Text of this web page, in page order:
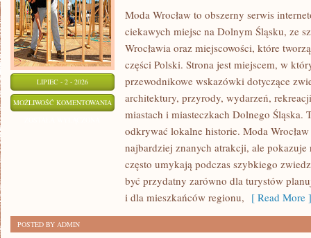
LIPIEC - 2 - 2026
MOŻLIWOŚĆ KOMENTOWANIA ZGORZELEC
Moda Wrocław to obszerny serwis
ciekawych miejsc na Dolnym Śląsku, ze
Wrocławia oraz miejscowości, które
części Polski. Strona jest miejscem, w
przewodnikowe wskazówki dotyczące
architektury, przyrody, wydarzeń,
miastach i miasteczkach Dolnego Śląska.
odkrywać lokalne historie. Moda
najbardziej znanych atrakcji, ale
często umykają podczas szybkiego
być przydatny zarówno dla turystów
i dla mieszkańców regionu, [ Read More ]
POSTED BY ADMIN